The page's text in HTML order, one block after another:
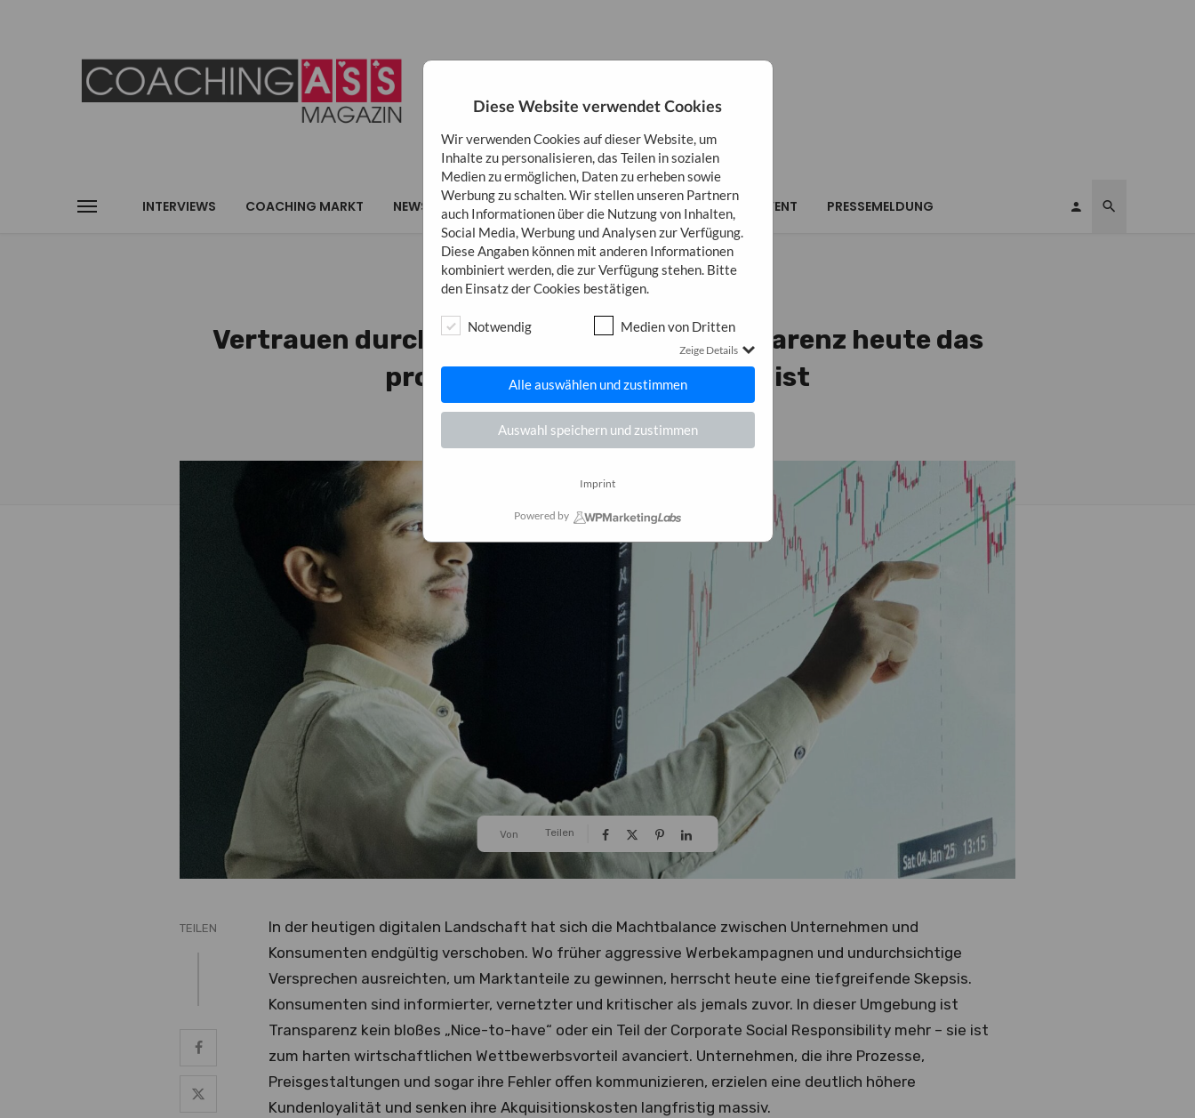
INTERVIEWS COACHING MARKT NEWS MARKETING BUSINESS INSPIRATION EVENT PRESSEMELDUNG
MARKETING BUSINESS
Vertrauen durch Offenheit: Warum Transparenz heute das
profitabelste Marketing-Tool ist
Von Teilen
TEILEN
In der heutigen digitalen Landschaft hat sich die Machtbalance zwischen Unternehmen und
Konsumenten endgültig verschoben. Wo früher aggressive Werbekampagnen und undurchsichtige
Versprechen ausreichten, um Marktanteile zu gewinnen, herrscht heute eine tiefgreifende Skepsis.
Konsumenten sind informierter, vernetzter und kritischer als jemals zuvor. In dieser Umgebung ist
Transparenz kein bloßes „Nice-to-have“ oder ein Teil der Corporate Social Responsibility mehr – sie ist
zum harten wirtschaftlichen Wettbewerbsvorteil avanciert. Unternehmen, die ihre Prozesse,
Preisgestaltungen und sogar ihre Fehler offen kommunizieren, erzielen eine deutlich höhere
Kundenloyalität und senken ihre Akquisitionskosten langfristig massiv.
Diese Website verwendet Cookies
Wir verwenden Cookies auf dieser Website, um
Inhalte zu personalisieren, das Teilen in sozialen
Medien zu ermöglichen, Daten zu erheben sowie
Werbung zu schalten. Wir stellen unseren Partnern
auch Informationen über die Nutzung von Inhalten,
Social Media, Werbung und Analysen zur Verfügung.
Diese Angaben können mit anderen Informationen
kombiniert werden, die zur Verfügung stehen. Bitte
den Einsatz der Cookies bestätigen.
Notwendig Medien von Dritten
Zeige Details
Alle auswählen und zustimmen
Auswahl speichern und zustimmen
Imprint
Powered by